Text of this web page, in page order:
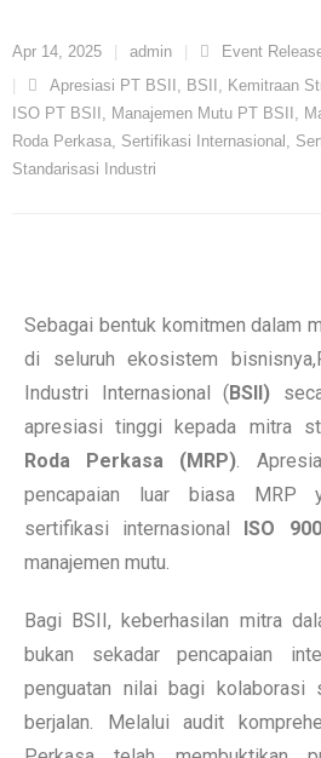
Apr 14, 2025 admin
Event
Apresiasi PT BSII , BSII , Kemitraan
ISO PT BSII , Manajemen Mutu PT BSII ,
Roda Perkasa, Sertifikasi Internasional ,
Standarisasi Industri
Sebagai bentuk komitmen dalam
di seluruh ekosistem
Industri Internasional (BSII)
apresiasi tinggi kepada mitra
Roda Perkasa (MRP).
pencapaian luar biasa MRP
sertifikasi internasional ISO
manajemen mutu.
Bagi BSII, keberhasilan mitra
bukan sekadar pencapaian
penguatan nilai bagi kolaborasi
berjalan. Melalui audit